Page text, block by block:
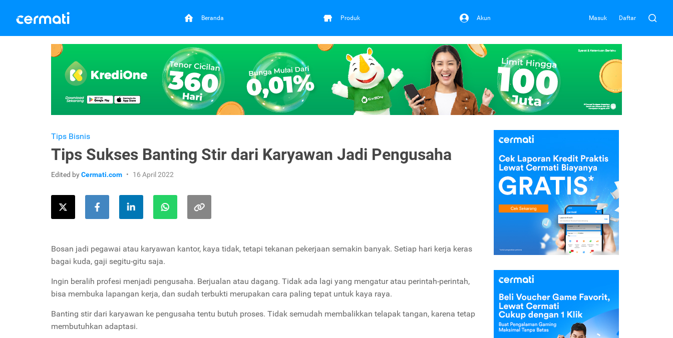
Beranda Produk Akun Masuk Daftar
Tips Bisnis
Tips Sukses Banting Stir dari Karyawan Jadi Pengusaha
Edited byCermati.com 16 April 2022
Bosan jadi pegawai atau karyawan kantor, kaya tidak, tetapi tekanan pekerjaan semakin banyak. Setiap hari kerja keras
bagai kuda, gaji segitu-gitu saja.
Ingin beralih profesi menjadi pengusaha. Berjualan atau dagang. Tidak ada lagi yang mengatur atau perintah-perintah,
bisa membuka lapangan kerja, dan sudah terbukti merupakan cara paling tepat untuk kaya raya.
Banting stir dari karyawan ke pengusaha tentu butuh proses. Tidak semudah membalikkan telapak tangan, karena tetap
membutuhkan adaptasi.